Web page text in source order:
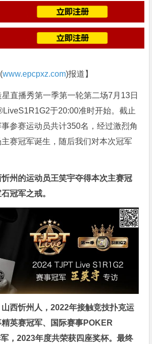
www.epcpxz.com)报道】
直播秀第一季第一轮第二场7月13日
于20:00准时开始。截止
参赛运动员共计350名，经过激烈角
赛冠军诞生，随后我们对本次冠军
州的运动员王笑宇夺得本次主赛冠
冠军之戒。
西忻州人，2022年接触竞技扑克运
英赛冠军、国际赛事POKER
，2023年度共荣获四座奖杯。最终